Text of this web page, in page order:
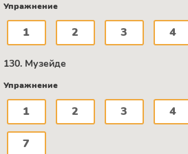
Упражнение
1 2 3 4
130. Музейде
Упражнение
1 2 3 4
7